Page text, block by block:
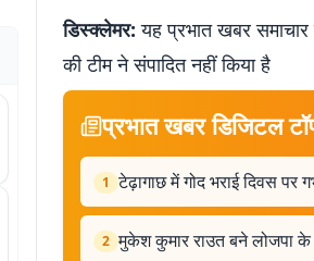
डिस्क्लेमर: यह प्रभात खबर
की टीम ने संपादित नहीं किया है
प्रभात खबर डिजिटल
1 टेढ़ागाछ में गोद भराई दिवस पर
2 मुकेश कुमार राउत बने लोजपा के